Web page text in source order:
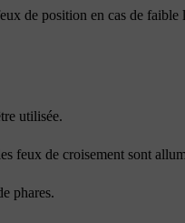
de position en cas de
utilisée.
feux de croisement sont
phares.